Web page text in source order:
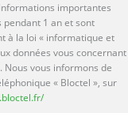
importantes
1 an et sont
à la loi « informatique et
données vous concernant
vous informons de
« Bloctel », sur